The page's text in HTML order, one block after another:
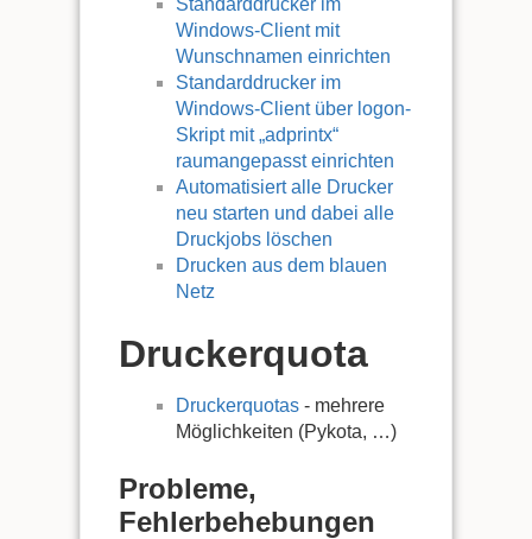
Windows-Client mit
Wunschnamen einrichten
Standarddrucker im
Windows-Client über logon-
Skript mit „adprintx“
raumangepasst einrichten
Automatisiert alle Drucker
neu starten und dabei alle
Druckjobs löschen
Drucken aus dem blauen
Netz
Druckerquota
Druckerquotas - mehrere
Möglichkeiten (Pykota, …)
Probleme,
Fehlerbehebungen